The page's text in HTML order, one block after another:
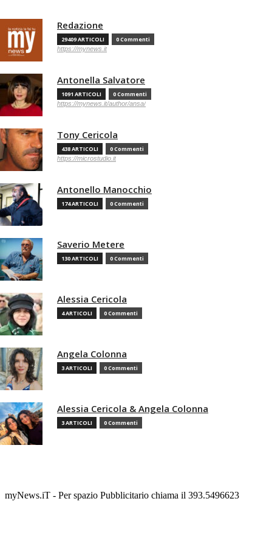
Redazione
29409 ARTICOLI 0 Commenti
https://mynews.it
Antonella Salvatore
1091 ARTICOLI 0 Commenti
https://mynews.it/author/ansa/
Tony Cericola
438 ARTICOLI 0 Commenti
https://microstudio.it
Antonello Manocchio
174 ARTICOLI 0 Commenti
Saverio Metere
130 ARTICOLI 0 Commenti
Alessia Cericola
4 ARTICOLI 0 Commenti
Angela Colonna
3 ARTICOLI 0 Commenti
Alessia Cericola & Angela Colonna
3 ARTICOLI 0 Commenti
myNews.iT - Per spazio Pubblicitario chiama il 393.5496623